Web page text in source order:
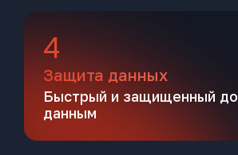
4
Защита данных
Быстрый и защищенный
данным